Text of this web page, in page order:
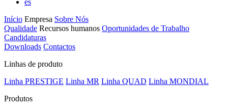
es
Início Empresa Sobre Nós
Qualidade Recursos humanos Oportunidades de Trabalho
Candidaturas
Downloads Contactos
Linhas de produto
Linha PRESTIGE Linha MR Linha QUAD Linha MONDIAL
Produtos